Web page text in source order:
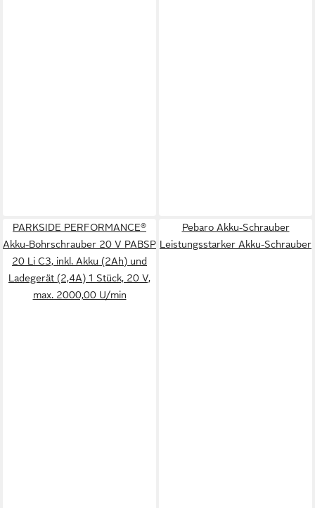
PARKSIDE PERFORMANCE®
Akku-Bohrschrauber 20 V PABSP
20 Li C3, inkl. Akku (2Ah) und
Ladegerät (2,4A) 1 Stück, 20 V,
max. 2000,00 U/min
Pebaro Akku-Schrauber
Leistungsstarker Akku-Schrauber